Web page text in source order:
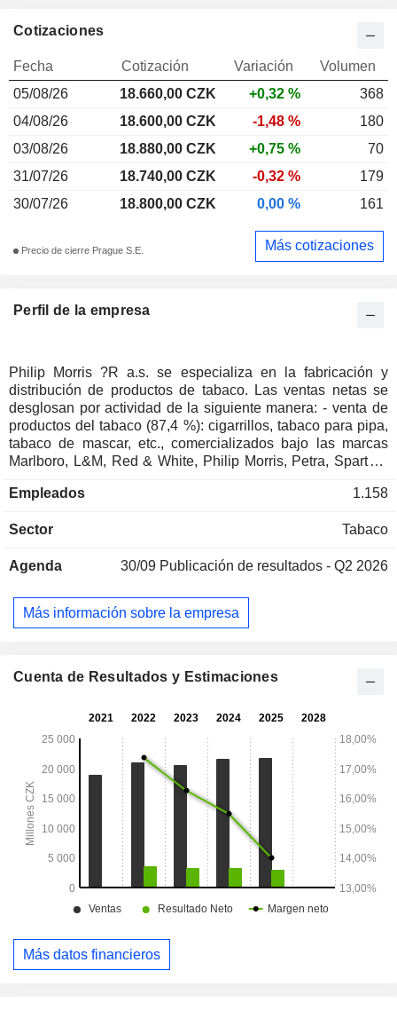
Perfil de la empresa
Philip Morris ?R a.s. se especializa en la fabricación y
distribución de productos de tabaco. Las ventas netas se
desglosan por actividad de la siguiente manera: - venta de
productos del tabaco (87,4 %): cigarrillos, tabaco para pipa,
tabaco de mascar, etc., comercializados bajo las marcas
Marlboro, L&M, Red & White, Philip Morris, Petra, Sparta y
entre la República Checa (70,5 %) y Eslovaquia (29,5 %); -
una planta de producción situada en la República Checa.
Empleados 1.158
Sector Tabaco
Agenda 30/09 Publicación de resultados - Q2 2026
Más información sobre la empresa
Cotizaciones
Fecha Cotización Variación
Volumen
05/08/26
18.660,00 CZK +0,32 %
368
04/08/26
18.600,00 CZK -1,48 %
180
03/08/26
18.880,00 CZK +0,75 %
70
31/07/26
18.740,00 CZK -0,32 %
179
30/07/26
18.800,00 CZK 0,00 % 161
Precio de cierre Prague S.E. Más cotizaciones
Cuenta de Resultados y Estimaciones
Más datos financieros